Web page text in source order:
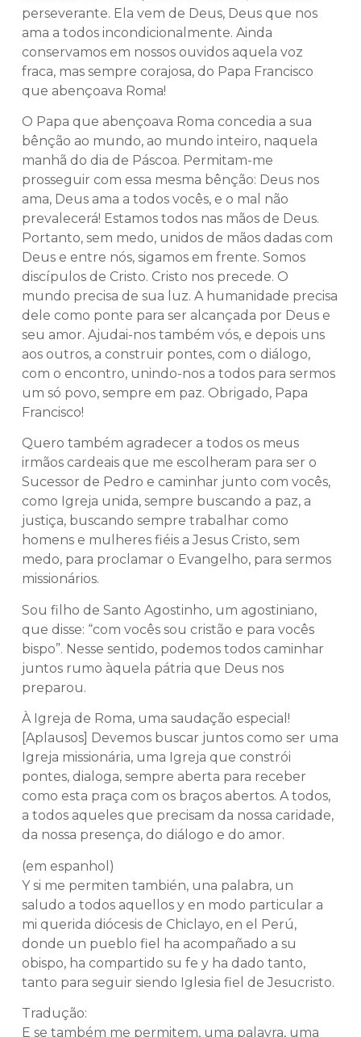
perseverante. Ela vem de Deus, Deus que nos
ama a todos incondicionalmente. Ainda
conservamos em nossos ouvidos aquela voz
fraca, mas sempre corajosa, do Papa Francisco
que abençoava Roma!
O Papa que abençoava Roma concedia a sua
bênção ao mundo, ao mundo inteiro, naquela
manhã do dia de Páscoa. Permitam-me
prosseguir com essa mesma bênção: Deus nos
ama, Deus ama a todos vocês, e o mal não
prevalecerá! Estamos todos nas mãos de Deus.
Portanto, sem medo, unidos de mãos dadas com
Deus e entre nós, sigamos em frente. Somos
discípulos de Cristo. Cristo nos precede. O
mundo precisa de sua luz. A humanidade precisa
dele como ponte para ser alcançada por Deus e
seu amor. Ajudai-nos também vós, e depois uns
aos outros, a construir pontes, com o diálogo,
com o encontro, unindo-nos a todos para sermos
um só povo, sempre em paz. Obrigado, Papa
Francisco!
Quero também agradecer a todos os meus
irmãos cardeais que me escolheram para ser o
Sucessor de Pedro e caminhar junto com vocês,
como Igreja unida, sempre buscando a paz, a
justiça, buscando sempre trabalhar como
homens e mulheres fiéis a Jesus Cristo, sem
medo, para proclamar o Evangelho, para sermos
missionários.
Sou filho de Santo Agostinho, um agostiniano,
que disse: “com vocês sou cristão e para vocês
bispo”. Nesse sentido, podemos todos caminhar
juntos rumo àquela pátria que Deus nos
preparou.
À Igreja de Roma, uma saudação especial!
[Aplausos] Devemos buscar juntos como ser uma
Igreja missionária, uma Igreja que constrói
pontes, dialoga, sempre aberta para receber
como esta praça com os braços abertos. A todos,
a todos aqueles que precisam da nossa caridade,
da nossa presença, do diálogo e do amor.
(em espanhol)
Y si me permiten también, una palabra, un
saludo a todos aquellos y en modo particular a
mi querida diócesis de Chiclayo, en el Perú,
donde un pueblo fiel ha acompañado a su
obispo, ha compartido su fe y ha dado tanto,
tanto para seguir siendo Iglesia fiel de Jesucristo.
Tradução:
E se também me permitem, uma palavra, uma